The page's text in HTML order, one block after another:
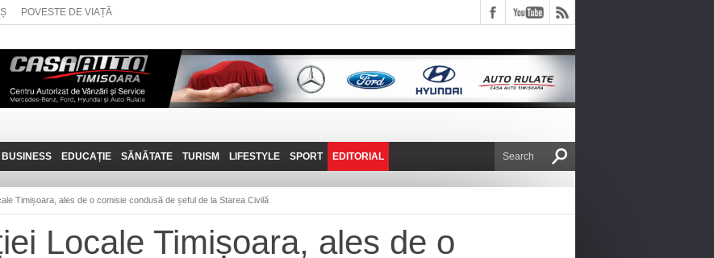
POVESTE DE VIAȚĂ
BUSINESS
JOB-URI
TEHNIT
EDUCAȚIE SĂNĂTATE TURISM
PRIN MUNȚII
BANATULUI
FANTASTICUL BANAT
LIFESTYLE
POVESTE DE VIAȚĂ
SPORT EDITORIAL
DE VICTOR NAFIRU
Timișoara, ales de o comisie condusă de șeful de la Starea Civilă
Locale Timișoara, ales de o